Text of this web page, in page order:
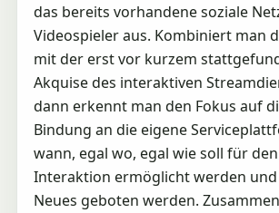
das bereits vorhandene soziale
Videospieler aus. Kombiniert man
mit der erst vor kurzem
Akquise des interaktiven
dann erkennt man den Fokus auf
Bindung an die eigene
wann, egal wo, egal wie soll für
Interaktion ermöglicht werden
Neues geboten werden.